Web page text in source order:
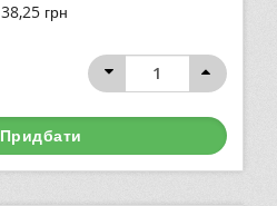
38,25 грн
Придбати